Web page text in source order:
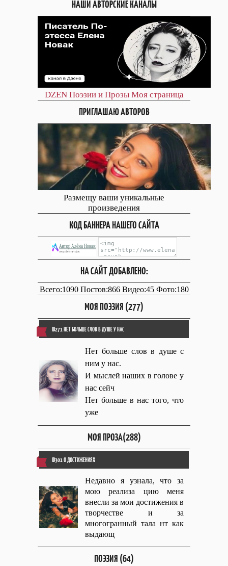
НАШИ АВТОРСКИЕ КАНАЛЫ
DZEN Поэзии и Прозы Моя страница
ПРИГЛАШАЮ АВТОРОВ
Размещу ваши уникальные
произведения
КОД БАННЕРА НАШЕГО САЙТА
НА САЙТ ДОБАВЛЕНО:
Всего:1090 Постов:866 Видео:45 Фото:180
МОЯ ПОЭЗИЯ (277)
ID271 НЕТ БОЛЬШЕ СЛОВ В ДУШЕ У НАС
Нет больше слов в душе с
ним у нас.
И мыслей наших в голове у
нас сейч
Нет больше в нас того, что
уже
МОЯ ПРОЗА(288)
ID301 О ДОСТИЖЕНИЯХ
Недавно я узнала, что за
мою реализа цию меня
внесли за мои достижения в
творчестве и за
многогранный тала нт как
выдающ
ПОЭЗИЯ (64)